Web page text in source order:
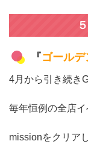
『ゴール
4月から引き続き
毎年恒例の全店イ
missionをクリア